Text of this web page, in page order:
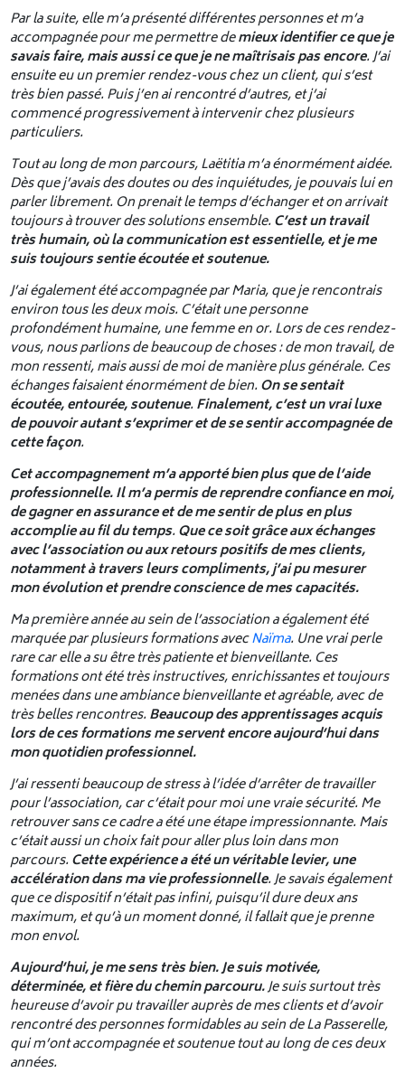
Par la suite, elle m’a présenté différentes personnes et m’a
accompagnée pour me permettre demieux identifier ce que je
savais faire,mais aussi ce que je ne maîtrisais pas encore. J’ai
ensuite eu un premier rendez-vous chez un client, qui s’est
très bien passé. Puis j’en ai rencontré d’autres, et j’ai
commencé progressivement à intervenir chez plusieurs
particuliers.
Tout au long de mon parcours, Laëtitia m’a énormément aidée.
Dès que j’avais des doutes ou des inquiétudes, je pouvais lui en
parler librement. On prenait le temps d’échanger et on arrivait
toujours à trouver des solutions ensemble. C’est un travail
très humain, où la communication est essentielle, et je me
suis toujours sentie écoutée et soutenue.
J’ai également été accompagnée par Maria, que je rencontrais
environ tous les deux mois. C’était une personne
profondément humaine, une femme en or. Lors de ces rendez-
vous, nous parlions de beaucoup de choses : de mon travail, de
mon ressenti, mais aussi de moi de manière plus générale. Ces
échanges faisaient énormément de bien. On se sentait
écoutée, entourée, soutenue. Finalement, c’est un vrai luxe
de pouvoir autant s’exprimer et de se sentir accompagnée de
cette façon.
Cet accompagnement m’a apporté bien plus que de l’aide
professionnelle. Il m’a permis de reprendre confiance en moi,
de gagner en assurance et de me sentir de plus en plus
accomplie au fil du temps. Que ce soit grâce aux échanges
avec l’association ou aux retours positifs de mes clients,
notamment à travers leurs compliments, j’ai pu mesurer
mon évolution et prendre conscience de mes capacités.
Ma première année au sein de l’association a également été
marquée par plusieurs formations avecNaïma. Une vrai perle
rare car elle a su être très patiente et bienveillante. Ces
formations ont été très instructives, enrichissantes et toujours
menées dans une ambiance bienveillante et agréable, avec de
très belles rencontres. Beaucoup des apprentissages acquis
lors de ces formations me servent encore aujourd’hui dans
mon quotidien professionnel.
J’ai ressenti beaucoup de stress à l’idée d’arrêter de travailler
pour l’association, car c’était pour moi une vraie sécurité. Me
retrouver sans ce cadre a été une étape impressionnante. Mais
c’était aussi un choix fait pour aller plus loin dans mon
parcours. Cette expérience a été un véritable levier, une
accélération dans ma vie professionnelle. Je savais également
que ce dispositif n’était pas infini, puisqu’il dure deux ans
maximum, et qu’à un moment donné, il fallait que je prenne
mon envol.
Aujourd’hui, je me sens très bien. Je suis motivée,
déterminée, et fière du chemin parcouru.Je suis surtout très
heureuse d’avoir pu travailler auprès de mes clients et d’avoir
rencontré des personnes formidables au sein de La Passerelle,
qui m’ont accompagnée et soutenue tout au long de ces deux
années.